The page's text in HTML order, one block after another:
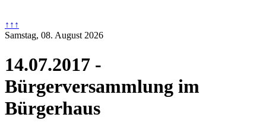
↑↑↑
Samstag, 08. August 2026
14.07.2017 -
Bürgerversammlung im
Bürgerhaus